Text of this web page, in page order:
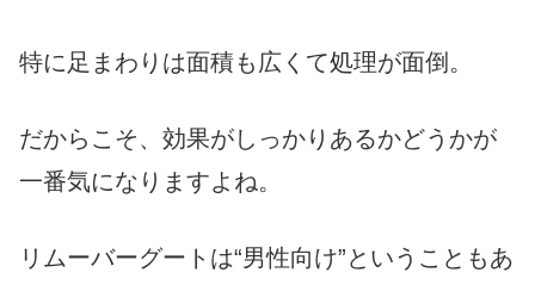
特に足まわりは面積も広くて処理が面倒。
だからこそ、効果がしっかりあるかどうかが
一番気になりますよね。
リムーバーグートは“男性向け”ということもあ